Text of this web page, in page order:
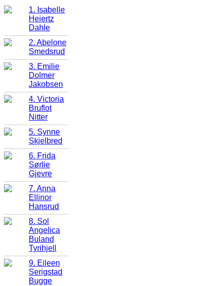
1. Isabelle
Heiertz
Dahle
2. Abelone
Smedsrud
3. Emilie
Dolmer
Jakobsen
4. Victoria
Bruflot
Nitter
5. Synne
Skjelbred
6. Frida
Sørlie
Gjevre
7. Anna
Ellinor
Hansrud
8. Sol
Angelica
Buland
Tyrihjell
9. Eileen
Serigstad
Bugge